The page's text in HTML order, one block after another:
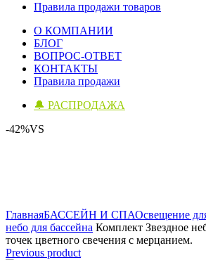
Правила продажи товаров
О КОМПАНИИ
БЛОГ
ВОПРОС-ОТВЕТ
КОНТАКТЫ
Правила продажи
🔔 РАСПРОДАЖА
-42%VS
ГлавнаяБАССЕЙН И СПАОсвещение
небо для бассейна Комплект Звездное
точек цветного свечения с мерцанием.
Previous product